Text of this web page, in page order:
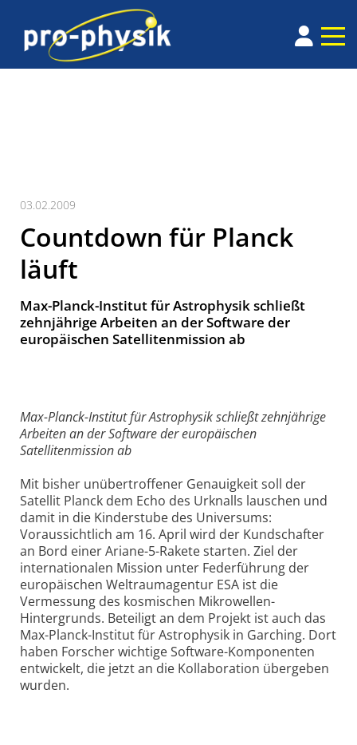
03.02.2009
Countdown für Planck
läuft
Max-Planck-Institut für Astrophysik schließt
zehnjährige Arbeiten an der Software der
europäischen Satellitenmission ab
Max-Planck-Institut für Astrophysik schließt zehnjährige
Arbeiten an der Software der europäischen
Satellitenmission ab
Mit bisher unübertroffener Genauigkeit soll der
Satellit Planck dem Echo des Urknalls lauschen und
damit in die Kinderstube des Universums:
Voraussichtlich am 16. April wird der Kundschafter
an Bord einer Ariane-5-Rakete starten. Ziel der
internationalen Mission unter Federführung der
europäischen Weltraumagentur ESA ist die
Vermessung des kosmischen Mikrowellen-
Hintergrunds. Beteiligt an dem Projekt ist auch das
Max-Planck-Institut für Astrophysik in Garching. Dort
haben Forscher wichtige Software-Komponenten
entwickelt, die jetzt an die Kollaboration übergeben
wurden.